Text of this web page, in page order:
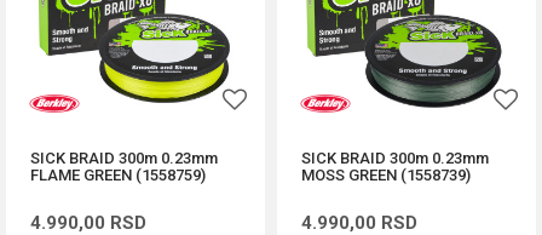
SICK BRAID 300m 0.23mm
FLAME GREEN (1558759)
4.990,00 RSD
SICK BRAID 300m 0.23mm
MOSS GREEN (1558739)
4.990,00 RSD